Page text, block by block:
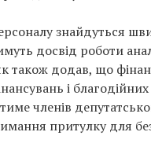
знайдуться
досвід роботи
також додав, що
і
членів
притулку для